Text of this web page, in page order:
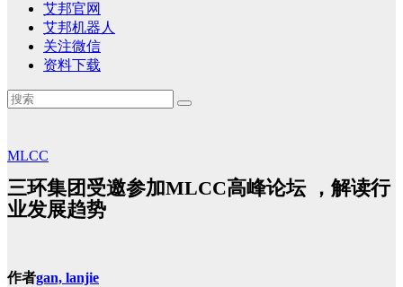
艾邦官网
艾邦机器人
关注微信
资料下载
MLCC
三环集团受邀参加MLCC高峰论坛 ，解读行
业发展趋势
作者gan, lanjie